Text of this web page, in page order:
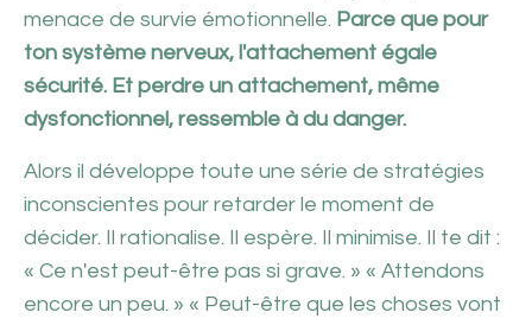
menace de survie émotionnelle. Parce que pour
ton système nerveux, l'attachement égale
sécurité. Et perdre un attachement, même
dysfonctionnel, ressemble à du danger.
Alors il développe toute une série de stratégies
inconscientes pour retarder le moment de
décider. Il rationalise. Il espère. Il minimise. Il te dit :
« Ce n'est peut-être pas si grave. » « Attendons
encore un peu. » « Peut-être que les choses vont